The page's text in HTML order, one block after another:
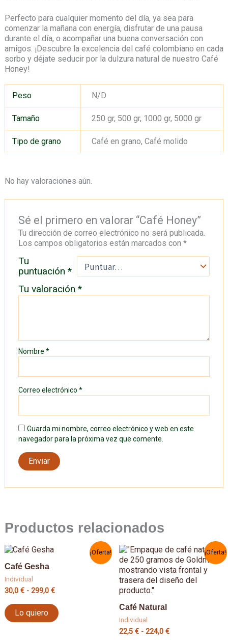
Perfecto para cualquier momento del día, ya sea para
comenzar la mañana con energía, disfrutar de una pausa
durante el día, o acompañar una buena conversación con
amigos. ¡Descubre la excelencia del café colombiano en cada
sorbo y déjate seducir por la dulzura natural de nuestro Café
Honey!
Peso N/D
Tamaño 250 gr, 500 gr, 1000 gr, 5000 gr
Tipo de grano Café en grano, Café molido
No hay valoraciones aún.
Sé el primero en valorar “Café Honey”
Tu dirección de correo electrónico no será publicada.
Los campos obligatorios están marcados con*
Tu
puntuación*
Tu valoración*
Nombre*
Correo electrónico*
Guarda mi nombre, correo electrónico y web en este
navegador para la próxima vez que comente.
Productos relacionados
¡Oferta!
Café Gesha
Individual
30,0 € - 299,0 €
30,0 €
hasta
299,0 €
Lo quiero
opciones
se
¡Oferta!
Café Natural
Individual
22,5 € - 224,0 €
Rango
de
precios:
desde
22,5 €
Este
producto
tiene
múltiples